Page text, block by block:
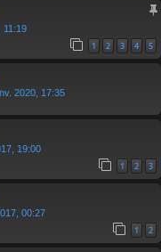
11:19
1 2 3 4 5
2020, 17:35
19:00
1 2 3
00:27
1 2